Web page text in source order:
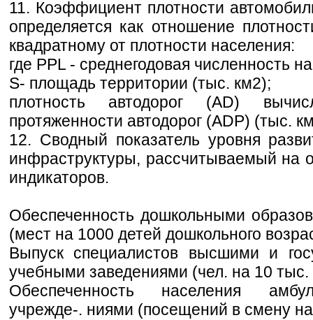
11. Коэффициент плотности
определяется как отношение
квадратному от плотности населения:
где PPL - среднегодовая численность
S- площадь территории (тыс. км2);
плотность автодорог (AD)
протяженности автодорог (ADP) (тыс.
12. Сводный показатель уровня
инфраструктуры, рассчитываемый на
индикаторов.
Обеспеченность дошкольными
(мест на 1000 детей дошкольного
Выпуск специалистов высшими и
учебными заведениями (чел. на 10 тыс.
Обеспеченность населения
учрежде-. ниями (посещений в смену